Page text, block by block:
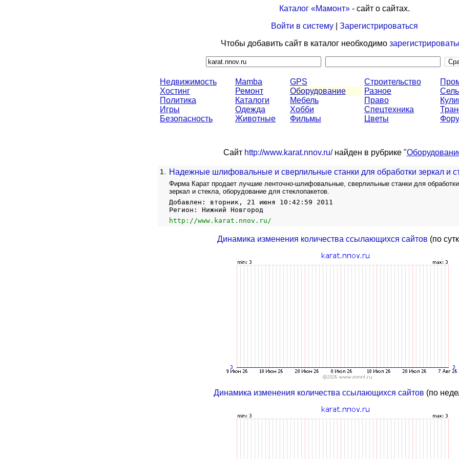
Каталог «Мамонт»- сайт о сайтах.
Войти в систему| Зарегистрироваться
Чтобы добавить сайт в каталог необходимо
Недвижимость
Хостинг
Политика
Игры
Безопасность
Mamba
Ремонт
Каталоги
Одежда
Животные
GPS
Оборудование
Мебель
Хобби
Фильмы
Строительство
Разное
Право
Спецтехника
Цветы
Сайт http://www.karat.nnov.ru/найден в рубрике "
1. Надежные шлифовальные и сверлильные станки для обработки зеркал и
Фирма Карат продает лучшие ленточно-шлифовальные, сверлильные станки для обработки
зеркал и стекла, оборудование для стеклопакетов.
Добавлен: вторник, 21 июня 10:42:59 2011
Регион: Нижний Новгород
http://www.karat.nnov.ru/
Динамика изменения количества ссылающихся сайтов (по
Динамика изменения количества ссылающихся сайтов (по